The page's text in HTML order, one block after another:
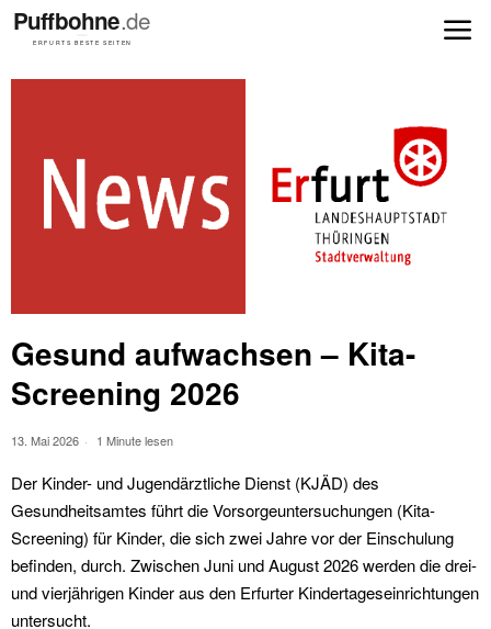
Gesund aufwachsen – Kita-
Screening 2026
13. Mai 2026 1 Minute lesen
Der Kinder- und Jugendärztliche Dienst (KJÄD) des
Gesundheitsamtes führt die Vorsorgeuntersuchungen (Kita-
Screening) für Kinder, die sich zwei Jahre vor der Einschulung
befinden, durch. Zwischen Juni und August 2026 werden die drei-
und vierjährigen Kinder aus den Erfurter Kindertageseinrichtungen
untersucht.